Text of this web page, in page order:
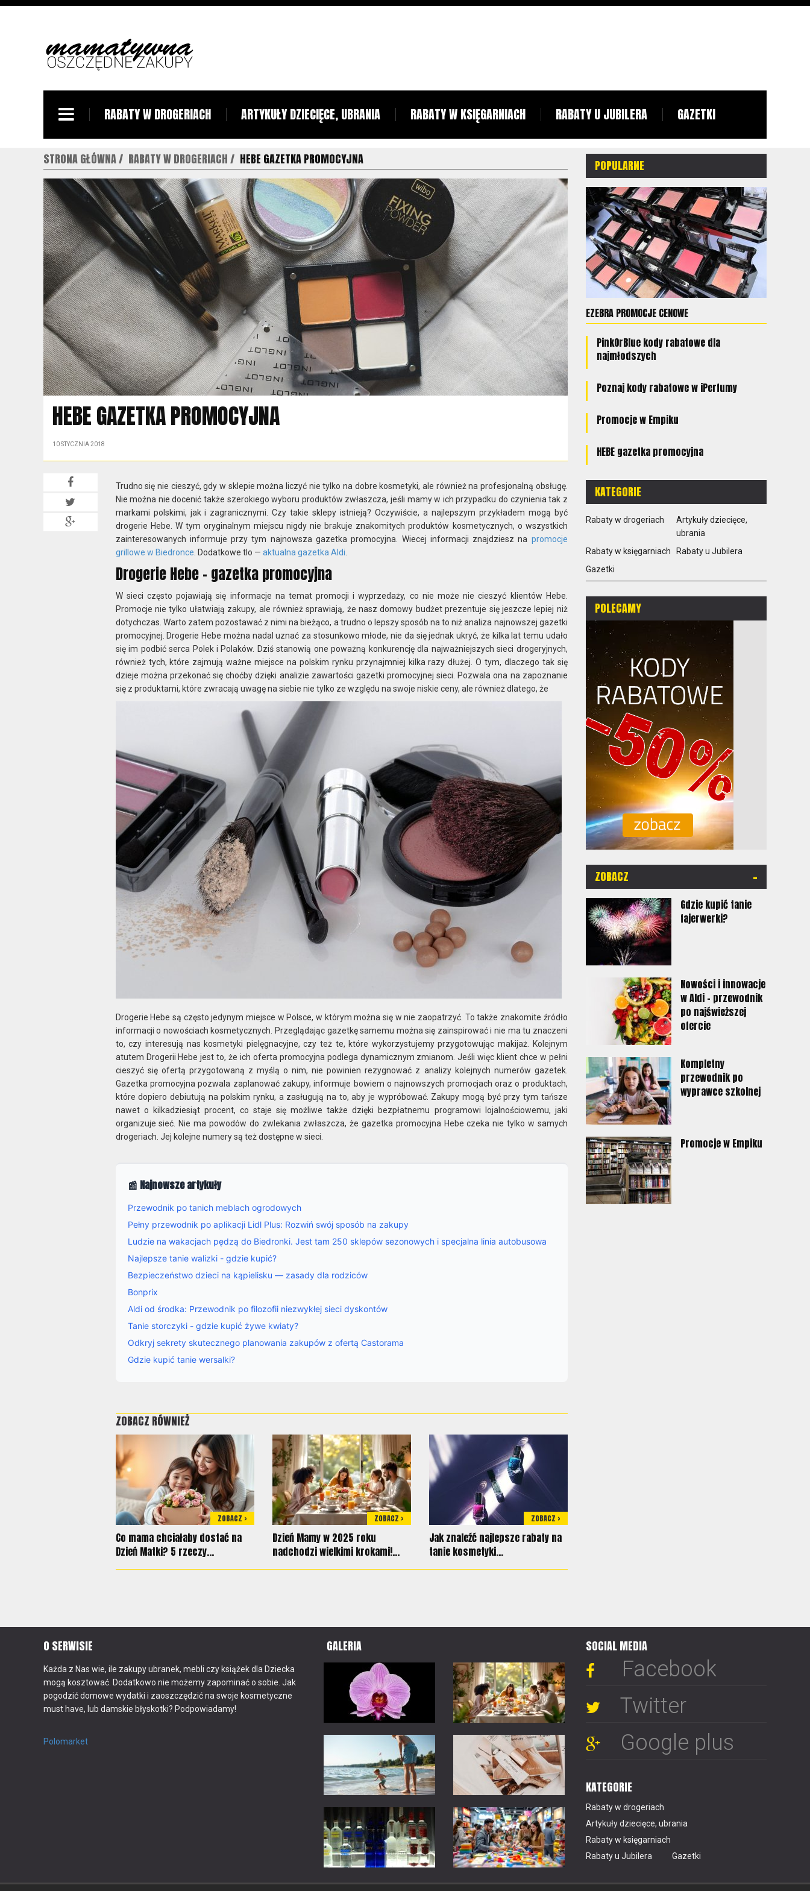
RABATY W DROGERIACH ARTYKUŁY DZIECIĘCE, UBRANIA RABATY W KSIĘGARNIACH RABATY U JUBILERA GAZETKI
STRONA GŁÓWNA RABATY W DROGERIACH HEBE GAZETKA PROMOCYJNA
HEBE GAZETKA PROMOCYJNA
10 STYCZNIA 2018
Trudno się nie cieszyć, gdy w sklepie można liczyć nie tylko na dobre kosmetyki, ale również na profesjonalną obsługę.
Nie można nie docenić także szerokiego wyboru produktów zwłaszcza, jeśli mamy w ich przypadku do czynienia tak z
markami polskimi, jak i zagranicznymi. Czy takie sklepy istnieją? Oczywiście, a najlepszym przykładem mogą być
drogerie Hebe. W tym oryginalnym miejscu nigdy nie brakuje znakomitych produktów kosmetycznych, o wszystkich
zainteresowanych informuje przy tym najnowsza gazetka promocyjna. Wiecej informacji znajdziesz na promocje
grillowe w Biedronce . Dodatkowe tlo — aktualna gazetka Aldi
Drogerie Hebe – gazetka promocyjna
W sieci często pojawiają się informacje na temat promocji i wyprzedaży, co nie może nie cieszyć klientów Hebe.
Promocje nie tylko ułatwiają zakupy, ale również sprawiają, że nasz domowy budżet prezentuje się jeszcze lepiej niż
dotychczas. Warto zatem pozostawać z nimi na bieżąco, a trudno o lepszy sposób na to niż analiza najnowszej gazetki
promocyjnej. Drogerie Hebe można nadal uznać za stosunkowo młode, nie da się jednak ukryć, że kilka lat temu udało
się im podbić serca Polek i Polaków. Dziś stanowią one poważną konkurencję dla najważniejszych sieci drogeryjnych,
również tych, które zajmują ważne miejsce na polskim rynku przynajmniej kilka razy dłużej. O tym, dlaczego tak się
dzieje można przekonać się choćby dzięki analizie zawartości gazetki promocyjnej sieci. Pozwala ona na zapoznanie
się z produktami, które zwracają uwagę na siebie nie tylko ze względu na swoje niskie ceny, ale również dlatego, że
Drogerie Hebe są często jedynym miejsce w Polsce, w którym można się w nie zaopatrzyć. To także znakomite źródło
informacji o nowościach kosmetycznych. Przeglądając gazetkę samemu można się zainspirować i nie ma tu znaczeni
to, czy interesują nas kosmetyki pielęgnacyjne, czy też te, które wykorzystujemy przygotowując makijaż. Kolejnym
atutem Drogerii Hebe jest to, że ich oferta promocyjna podlega dynamicznym zmianom. Jeśli więc klient chce w pełni
cieszyć się ofertą przygotowaną z myślą o nim, nie powinien rezygnować z analizy kolejnych numerów gazetek.
Gazetka promocyjna pozwala zaplanować zakupy, informuje bowiem o najnowszych promocjach oraz o produktach,
które dopiero debiutują na polskim rynku, a zasługują na to, aby je wypróbować. Zakupy mogą być przy tym tańsze
nawet o kilkadziesiąt procent, co staje się możliwe także dzięki bezpłatnemu programowi lojalnościowemu, jaki
organizuje sieć. Nie ma powodów do zwlekania zwłaszcza, że gazetka promocyjna Hebe czeka nie tylko w samych
drogeriach. Jej kolejne numery są też dostępne w sieci.
📰 Najnowsze artykuły
Przewodnik po tanich meblach ogrodowych
Pełny przewodnik po aplikacji Lidl Plus: Rozwiń swój sposób na zakupy
Ludzie na wakacjach pędzą do Biedronki. Jest tam 250 sklepów sezonowych i specjalna linia autobusowa
Najlepsze tanie walizki - gdzie kupić?
Bezpieczeństwo dzieci na kąpielisku — zasady dla rodziców
Bonprix
Aldi od środka: Przewodnik po filozofii niezwykłej sieci dyskontów
Tanie storczyki - gdzie kupić żywe kwiaty?
Odkryj sekrety skutecznego planowania zakupów z ofertą Castorama
Gdzie kupić tanie wersalki?
ZOBACZ RÓWNIEŻ
ZOBACZ >
Co mama chciałaby dostać na
Dzień Matki? 5 rzeczy...
ZOBACZ >
Dzień Mamy w 2025 roku
nadchodzi wielkimi krokami!...
ZOBACZ >
Jak znaleźć najlepsze rabaty na
tanie kosmetyki...
POPULARNE
EZEBRA PROMOCJE CENOWE
PinkOrBlue kody rabatowe dla
najmłodszych
Poznaj kody rabatowe w iPerfumy
Promocje w Empiku
HEBE gazetka promocyjna
KATEGORIE
Rabaty w drogeriach
Artykuły dziecięce,
ubrania
Rabaty w księgarniach
Rabaty u Jubilera
Gazetki
POLECAMY
ZOBACZ -
Gdzie kupić tanie
fajerwerki?
Nowości i innowacje
w Aldi - przewodnik
po najświeższej
ofercie
Kompletny
przewodnik po
wyprawce szkolnej
Promocje w Empiku
O SERWISIE
Każda z Nas wie, ile zakupy ubranek, mebli czy książek dla Dziecka
mogą kosztować. Dodatkowo nie możemy zapominać o sobie. Jak
pogodzić domowe wydatki i zaoszczędzić na swoje kosmetyczne
must have, lub damskie błyskotki? Podpowiadamy!
Polomarket
GALERIA SOCIAL MEDIA
Facebook
Twitter
Google plus
KATEGORIE
Rabaty w drogeriach
Artykuły dziecięce, ubrania
Rabaty w księgarniach
Rabaty u Jubilera
Gazetki